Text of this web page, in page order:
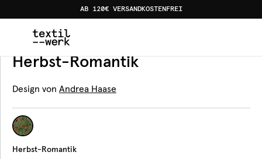
AB 120€ VERSANDKOSTENFREI
Produkte Kissen Herbst-Romantik
Kissen
Herbst-Romantik
Design von Andrea Haase
Herbst-Romantik